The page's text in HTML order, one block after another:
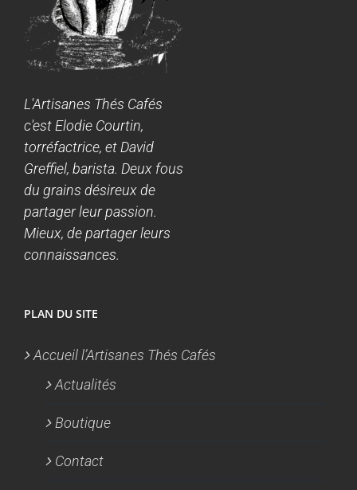
L'Artisanes Thés Cafés
c'est Elodie Courtin,
torréfactrice, et David
Greffiel, barista. Deux fous
du grains désireux de
partager leur passion.
Mieux, de partager leurs
connaissances.
PLAN DU SITE
Accueil l’Artisanes Thés Cafés
Actualités
Boutique
Contact